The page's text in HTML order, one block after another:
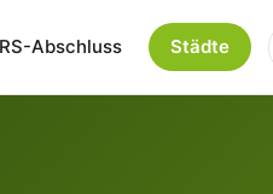
Abschluss Städte